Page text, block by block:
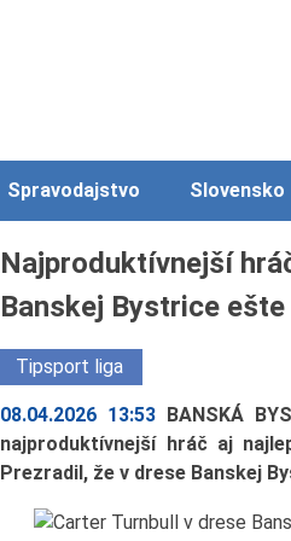
Spravodajstvo Slovensko
Najproduktívnejší
Banskej Bystrice
Tipsport liga
08.04.2026 13:53 BANSKÁ
najproduktívnejší hráč aj
Prezradil, že v drese Banskej